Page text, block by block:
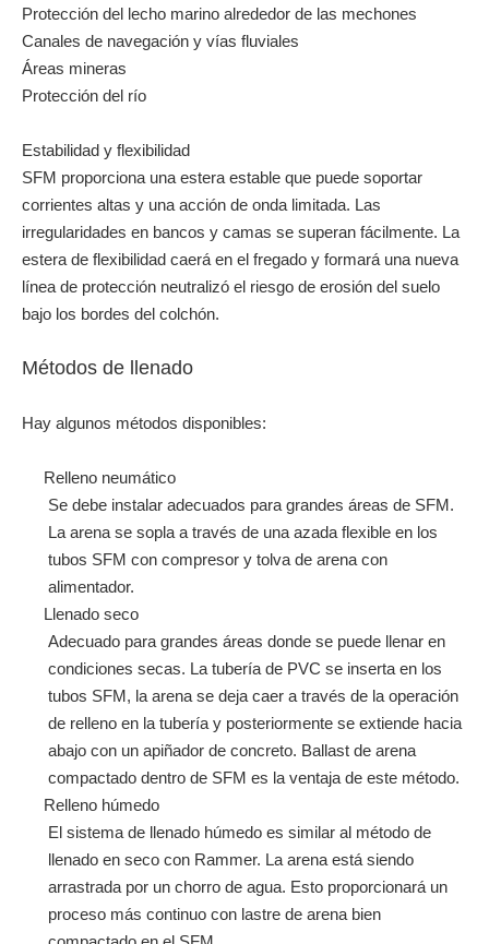
Protección del lecho marino alrededor de las mechones
Canales de navegación y vías fluviales
Áreas mineras
Protección del río
Estabilidad y flexibilidad
SFM proporciona una estera estable que puede soportar
corrientes altas y una acción de onda limitada. Las
irregularidades en bancos y camas se superan fácilmente. La
estera de flexibilidad caerá en el fregado y formará una nueva
línea de protección neutralizó el riesgo de erosión del suelo
bajo los bordes del colchón.
Métodos de llenado
Hay algunos métodos disponibles:
Relleno neumático
Se debe instalar adecuados para grandes áreas de SFM.
La arena se sopla a través de una azada flexible en los
tubos SFM con compresor y tolva de arena con
alimentador.
Llenado seco
Adecuado para grandes áreas donde se puede llenar en
condiciones secas. La tubería de PVC se inserta en los
tubos SFM, la arena se deja caer a través de la operación
de relleno en la tubería y posteriormente se extiende hacia
abajo con un apiñador de concreto. Ballast de arena
compactado dentro de SFM es la ventaja de este método.
Relleno húmedo
El sistema de llenado húmedo es similar al método de
llenado en seco con Rammer. La arena está siendo
arrastrada por un chorro de agua. Esto proporcionará un
proceso más continuo con lastre de arena bien